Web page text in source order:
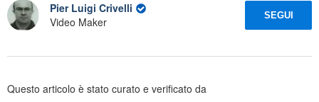
Pier Luigi Crivelli
Video Maker
SEGUI
Questo articolo è stato curato e verificato da